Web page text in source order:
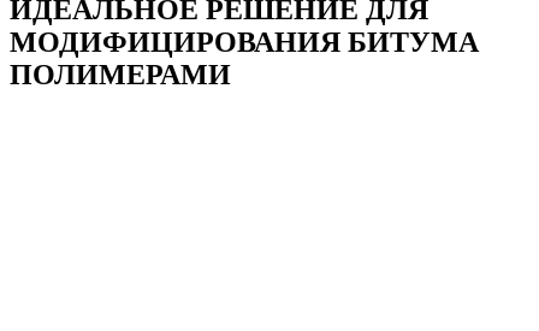
ИДЕАЛЬНОЕ РЕШЕНИЕ ДЛЯ
МОДИФИЦИРОВАНИЯ БИТУМА
ПОЛИМЕРАМИ